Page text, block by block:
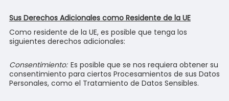
Sus Derechos Adicionales como Residente de la UE
Como residente de la UE, es posible que tenga los
siguientes derechos adicionales:
Consentimiento:Es posible que se nos requiera obtener su
consentimiento para ciertos Procesamientos de sus Datos
Personales, como el Tratamiento de Datos Sensibles.